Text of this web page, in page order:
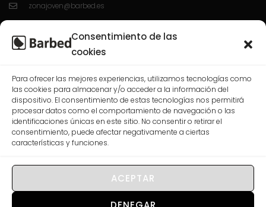
Consentimiento de las
cookies
Para ofrecer las mejores experiencias, utilizamos tecnologías como
las cookies para almacenar y/o acceder a la información del
dispositivo. El consentimiento de estas tecnologías nos permitirá
procesar datos como el comportamiento de navegación o las
identificaciones únicas en este sitio. No consentir o retirar el
consentimiento, puede afectar negativamente a ciertas
características y funciones.
ACEPTAR
zonajoven@barbed.es
L-V 10:00-13:30 / 16:30-20:00
CASABLANCA
976 568 074
correo@barbed.es
L-V 10:00-13:30 / 16:30-20:00